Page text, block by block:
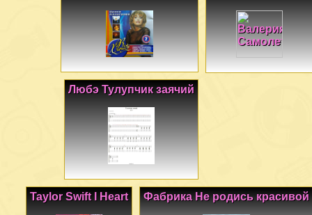
Любэ Тулупчик заячий
Фабрика Не родись красивой
Taylor Swift I Heart